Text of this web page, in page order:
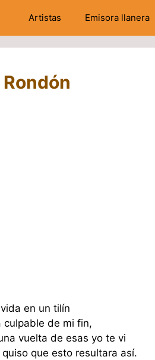
Artistas Emisora llanera
en un tilín
culpable de mi fin,
vuelta de esas yo te vi
que esto resultara así.